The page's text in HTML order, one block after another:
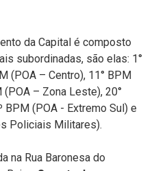
da Capital é composto
subordinadas, são elas: 1°
(POA – Centro), 11° BPM
– Zona Leste), 20°
BPM (POA - Extremo Sul) e
Policiais Militares).
na Rua Baronesa do